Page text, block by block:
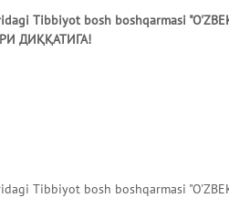
Tibbiyot bosh boshqarmasi
ДИҚҚАТИГА!
Tibbiyot bosh boshqarmasi